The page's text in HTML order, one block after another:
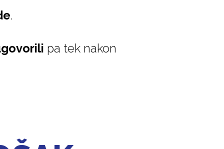
.
pa tek nakon